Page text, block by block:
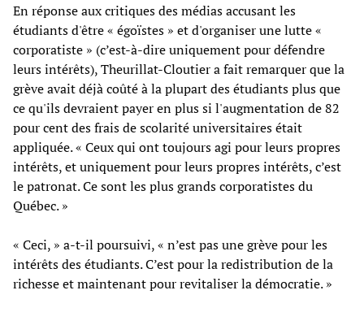
En réponse aux critiques des médias accusant les
étudiants d'être « égoïstes » et d'organiser une lutte «
corporatiste » (c’est-à-dire uniquement pour défendre
leurs intérêts), Theurillat-Cloutier a fait remarquer que la
grève avait déjà coûté à la plupart des étudiants plus que
ce qu'ils devraient payer en plus si l'augmentation de 82
pour cent des frais de scolarité universitaires était
appliquée. « Ceux qui ont toujours agi pour leurs propres
intérêts, et uniquement pour leurs propres intérêts, c’est
le patronat. Ce sont les plus grands corporatistes du
Québec. »
« Ceci, » a-t-il poursuivi, « n’est pas une grève pour les
intérêts des étudiants. C’est pour la redistribution de la
richesse et maintenant pour revitaliser la démocratie. »